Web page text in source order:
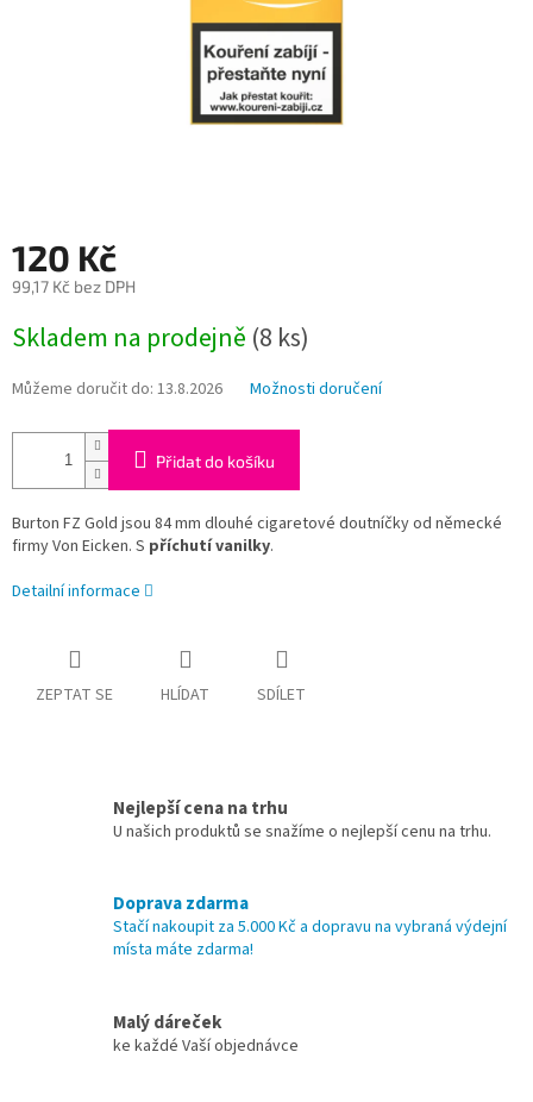
120 Kč
99,17 Kč bez DPH
cena:
Skladem na prodejně (8 ks)
Můžeme doručit do: 13.8.2026 Možnosti doručení
Přidat do košíku
Burton FZ Gold jsou 84 mm dlouhé cigaretové doutníčky od německé
firmy Von Eicken. S příchutí vanilky.
Detailní informace
ZEPTAT SE HLÍDAT SDÍLET
Nejlepší cena na trhu
U našich produktů se snažíme o nejlepší cenu na trhu.
Doprava zdarma
Stačí nakoupit za 5.000 Kč a dopravu na vybraná výdejní
místa máte zdarma!
Malý dáreček
ke každé Vaší objednávce